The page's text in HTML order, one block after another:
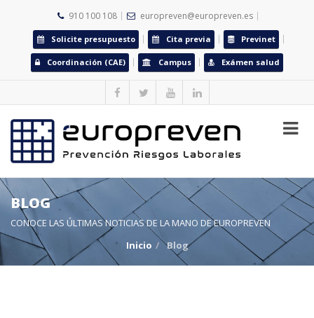
910 100 108 europreven@europreven.es
Solicite presupuesto Cita previa Previnet
Coordinación (CAE) Campus Exámen salud
BLOG
CONOCE LAS ÚLTIMAS NOTICIAS DE LA MANO DE EUROPREVEN
Inicio
Blog